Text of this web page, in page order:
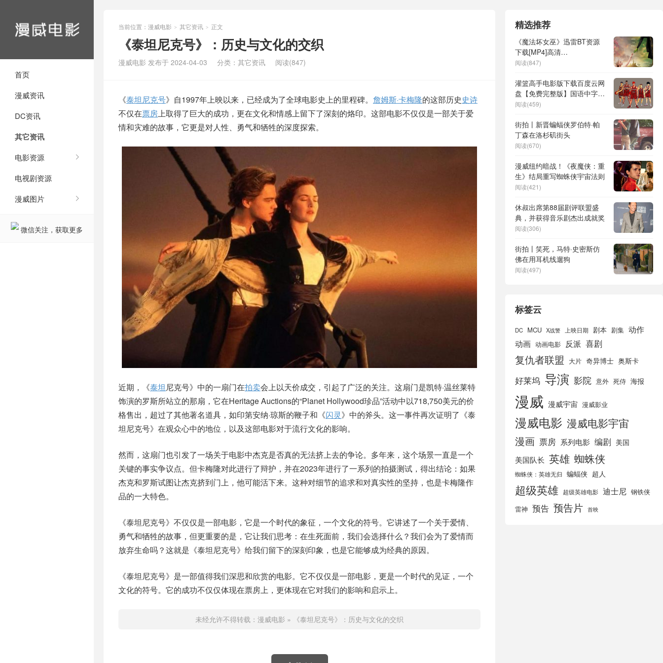
首页
漫威资讯
DC资讯
其它资讯
电影资源
电视剧资源
漫威图片
微信关注，获取更多
当前位置： 漫威电影 > 其它资讯 > 正文
《泰坦尼克号》：历史与文化的交织
漫威电影 发布于 2024-04-03 分类： 其它资讯 阅读(847)
《泰坦尼克号》自1997年上映以来，已经成为了全球电影史上的里程碑。 詹姆斯·卡梅隆的这部历史史诗
不仅在票房上取得了巨大的成功，更在文化和情感上留下了深刻的烙印。这部电影不仅仅是一部关于爱
情和灾难的故事，它更是对人性、勇气和牺牲的深度探索。
近期，《泰坦尼克号》中的一扇门在拍卖会上以天价成交，引起了广泛的关注。这扇门是凯特·温丝莱特
饰演的罗斯所站立的那扇，它在Heritage Auctions的“Planet Hollywood珍品”活动中以718,750美元的价
格售出，超过了其他著名道具，如印第安纳·琼斯的鞭子和《闪灵》中的斧头。这一事件再次证明了《泰
坦尼克号》在观众心中的地位，以及这部电影对于流行文化的影响。
然而，这扇门也引发了一场关于电影中杰克是否真的无法挤上去的争论。多年来，这个场景一直是一个
关键的事实争议点。但卡梅隆对此进行了辩护，并在2023年进行了一系列的拍摄测试，得出结论：如果
杰克和罗斯试图让杰克挤到门上，他可能活下来。这种对细节的追求和对真实性的坚持，也是卡梅隆作
品的一大特色。
《泰坦尼克号》不仅仅是一部电影，它是一个时代的象征，一个文化的符号。它讲述了一个关于爱情、
勇气和牺牲的故事，但更重要的是，它让我们思考：在生死面前，我们会选择什么？我们会为了爱情而
放弃生命吗？这就是《泰坦尼克号》给我们留下的深刻印象，也是它能够成为经典的原因。
《泰坦尼克号》是一部值得我们深思和欣赏的电影。它不仅仅是一部电影，更是一个时代的见证，一个
文化的符号。它的成功不仅仅体现在票房上，更体现在它对我们的影响和启示上。
未经允许不得转载： 漫威电影 » 《泰坦尼克号》：历史与文化的交织
精选推荐
《魔法坏女巫》迅雷BT资源
下载[MP4]高清
[HD720p1080p]百度云网盘
阅读(847)
灌篮高手电影版下载百度云网
盘【免费完整版】国语中字迅
雷资源下载
阅读(459)
街拍丨新晋蝙蝠侠罗伯特·帕
丁森在洛杉矶街头
阅读(670)
漫威纽约暗战！《夜魔侠：重
生》结局重写蜘蛛侠宇宙法则
阅读(421)
休叔出席第88届剧评联盟盛
典，并获得音乐剧杰出成就奖
阅读(306)
街拍丨笑死，马特·史密斯仿
佛在用耳机线遛狗
阅读(497)
标签云
DC MCU X战警 上映日期 剧本 剧集 动作
动画 动画电影 反派 喜剧
复仇者联盟 大片 奇异博士 奥斯卡
好莱坞 导演 影院 意外 死侍 海报
漫威 漫威宇宙 漫威影业
漫威电影 漫威电影宇宙
漫画 票房 系列电影 编剧 美国
美国队长 英雄 蜘蛛侠
蜘蛛侠：英雄无归 蝙蝠侠 超人
超级英雄 超级英雄电影 迪士尼 钢铁侠
雷神 预告 预告片 首映